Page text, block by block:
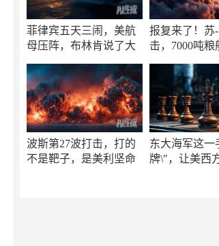
菲律宾五天三闹，美航
母压阵，布林肯说了大
报复来了！苏
击，7000吨粮
波斯第27波打击，打的
不是靶子，是美利坚命
东大海军这一
牌\"，让美西